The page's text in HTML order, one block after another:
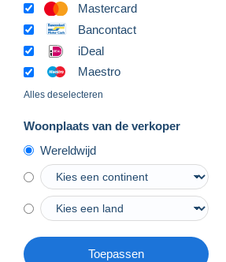
Mastercard
Bancontact
iDeal
Maestro
Alles deselecteren
Woonplaats van de verkoper
Wereldwijd
Toepassen